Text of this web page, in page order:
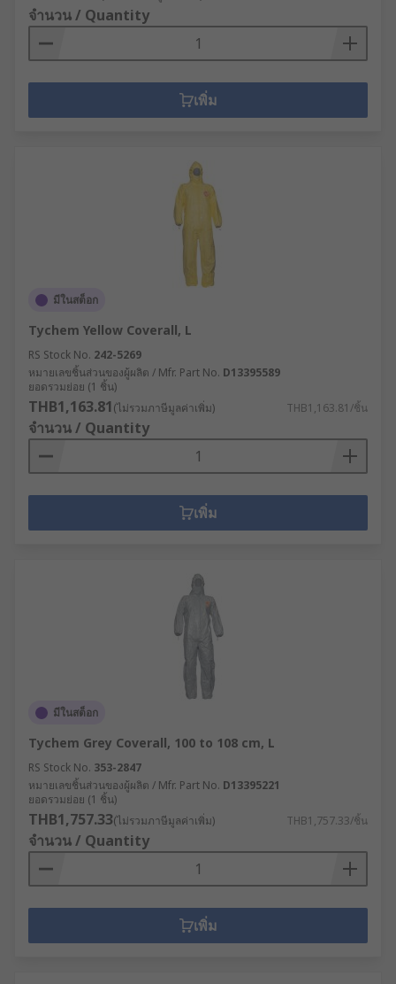
จำนวน / Quantity
เพิ่ม
มีในสต็อก
Tychem Yellow Coverall, L
RS Stock No. 242-5269
หมายเลขชิ้นส่วนของผู้ผลิต / Mfr. Part No. D13395589
ยอดรวมย่อย (1 ชิ้น)
THB1,163.81(ไม่รวมภาษีมูลค่าเพิ่ม) THB1,163.81/ชิ้น
จำนวน / Quantity
เพิ่ม
มีในสต็อก
Tychem Grey Coverall, 100 to 108 cm, L
RS Stock No. 353-2847
หมายเลขชิ้นส่วนของผู้ผลิต / Mfr. Part No. D13395221
ยอดรวมย่อย (1 ชิ้น)
THB1,757.33(ไม่รวมภาษีมูลค่าเพิ่ม) THB1,757.33/ชิ้น
จำนวน / Quantity
เพิ่ม